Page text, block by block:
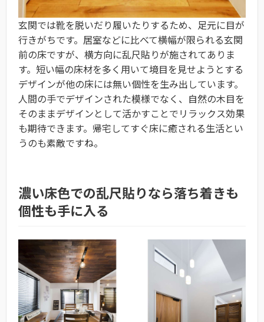
玄関では靴を脱いだり履いたりするため、足元に目が
行きがちです。居室などに比べて横幅が限られる玄関
前の床ですが、横方向に乱尺貼りが施されてありま
す。短い幅の床材を多く用いて境目を見せようとする
デザインが他の床には無い個性を生み出しています。
人間の手でデザインされた模様でなく、自然の木目を
そのままデザインとして活かすことでリラックス効果
も期待できます。帰宅してすぐ床に癒される生活とい
うのも素敵ですね。
濃い床色での乱尺貼りなら落ち着きも
個性も手に入る